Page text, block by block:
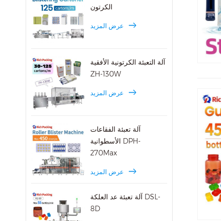
الكرتون
عرض المزيد
آلة التعبئة الكرتونية الأفقية
ZH-130W
عرض المزيد
آلة تعبئة الفقاعات
الأسطوانية DPH-
270Max
عرض المزيد
آلة تعبئة عد العلكة DSL-
8D